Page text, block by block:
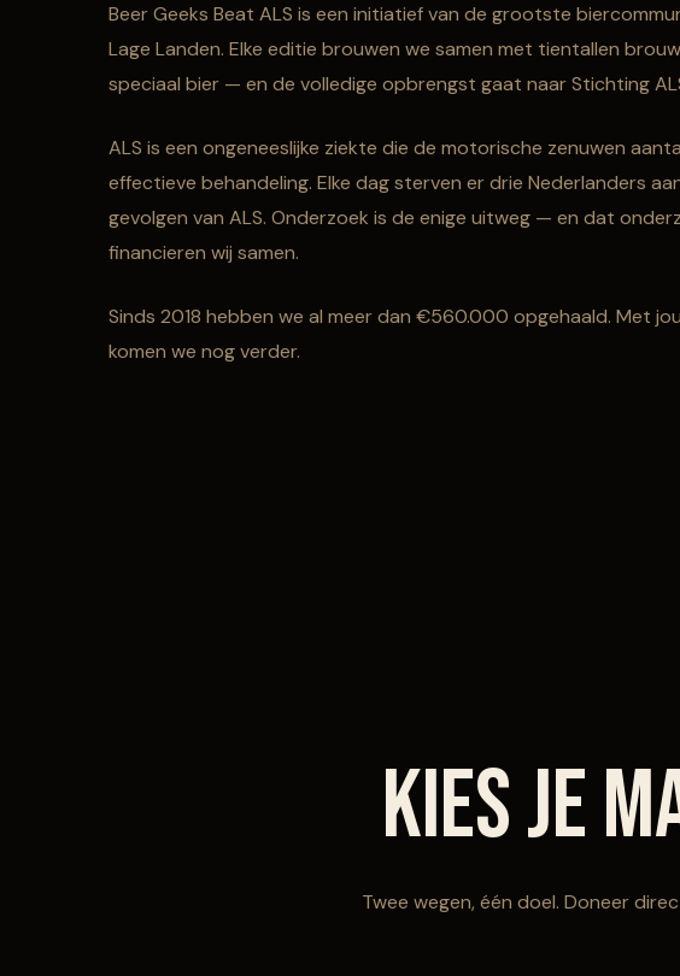
Beer Geeks Beat ALS is een initiatief van de grootste
Lage Landen. Elke editie brouwen we samen met tientallen
speciaal bier — en de volledige opbrengst gaat naar Stichting
ALS is een ongeneeslijke ziekte die de motorische zenuwen
effectieve behandeling. Elke dag sterven er drie Nederlanders
gevolgen van ALS. Onderzoek is de enige uitweg — en dat
financieren wij samen.
Sinds 2018 hebben we al meer dan €560.000 opgehaald. Met
komen we nog verder.
Kies je
Twee wegen, één doel. Doneer